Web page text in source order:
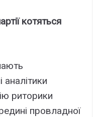
котяться
риторики
провладної